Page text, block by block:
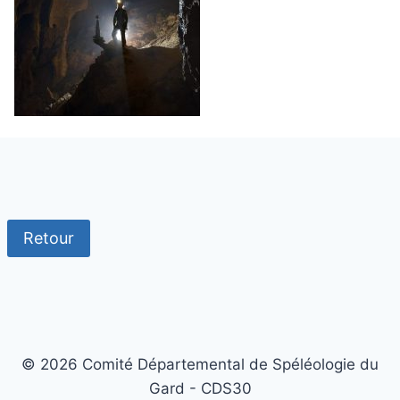
Retour
© 2026 Comité Départemental de Spéléologie du
Gard - CDS30